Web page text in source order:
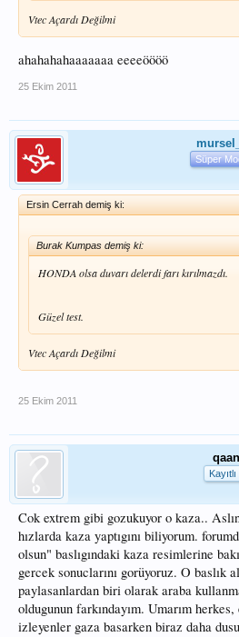
Vtec Açardı Değilmi
ahahahahaaaaaaa eeeeöööö
25 Ekim 2011
Süper
Ersin Cerrah demiş ki:
Burak Kumpas demiş ki:
HONDA olsa duvarı delerdi farı kırılmazdı.
Güzel test.
Vtec Açardı Değilmi
25 Ekim 2011
Cok extrem gibi gozukuyor o kaza..
hızlarda kaza yaptıgını biliyorum.
olsun" baslıgındaki kaza resimlerine
gercek sonuclarını gorüyoruz. O baslık
paylasanlardan biri olarak araba
oldugunun farkındayım. Umarım
izleyenler gaza basarken biraz daha